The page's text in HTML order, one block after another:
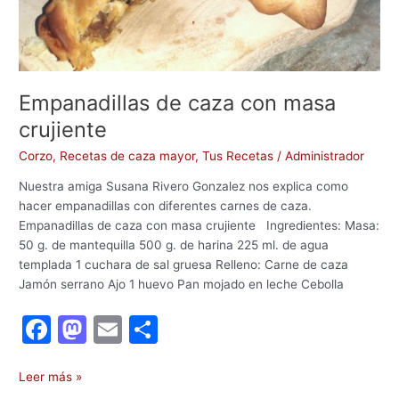
Empanadillas de caza con masa
crujiente
Corzo, Recetas de caza mayor,Tus Recetas /Administrador
Nuestra amiga Susana Rivero Gonzalez nos explica como
hacer empanadillas con diferentes carnes de caza.
Empanadillas de caza con masa crujiente Ingredientes: Masa:
50 g. de mantequilla 500 g. de harina 225 ml. de agua
templada 1 cuchara de sal gruesa Relleno: Carne de caza
Jamón serrano Ajo 1 huevo Pan mojado en leche Cebolla
F
c
M E
Leer más »